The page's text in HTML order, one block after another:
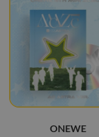
ONEWE